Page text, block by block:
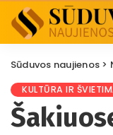
Sūduvos naujienos >
KULTŪRA IR